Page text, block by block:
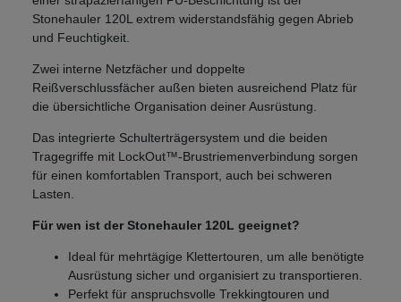
Stonehauler 120L extrem widerstandsfähig gegen Abrieb
und Feuchtigkeit.
Zwei interne Netzfächer und doppelte
Reißverschlussfächer außen bieten ausreichend Platz für
die übersichtliche Organisation deiner Ausrüstung.
Das integrierte Schulterträgersystem und die beiden
Tragegriffe mit LockOut™-Brustriemenverbindung sorgen
für einen komfortablen Transport, auch bei schweren
Lasten.
Für wen ist der Stonehauler 120L geeignet?
Ideal für mehrtägige Klettertouren, um alle benötigte
Ausrüstung sicher und organisiert zu transportieren.
Perfekt für anspruchsvolle Trekkingtouren und